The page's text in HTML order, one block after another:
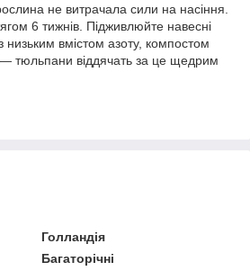
не витрачала сили на насіння.
6 тижнів. Підживлюйте навесні
вмістом азоту, компостом
тюльпани віддячать за це щедрим
Голландія
Багаторічні